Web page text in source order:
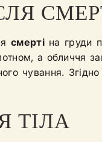
смертіна груди
а обличчя
чування.
ТІЛА